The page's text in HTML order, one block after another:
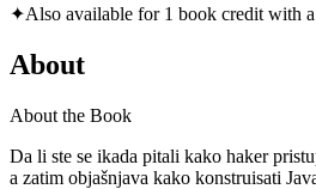
✦Also available for 1 book credit with a
About
About the Book
Da li ste se ikada pitali kako haker
a zatim objašnjava kako konstruisati